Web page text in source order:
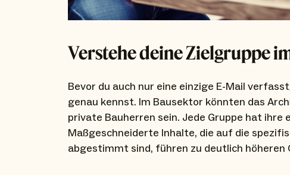
Verstehe deine Zielgruppe
Bevor du auch nur eine einzige E-Mail
genau kennst. Im Bausektor könnten das
private Bauherren sein. Jede Gruppe hat
Maßgeschneiderte Inhalte, die auf die
abgestimmt sind, führen zu deutlich höheren